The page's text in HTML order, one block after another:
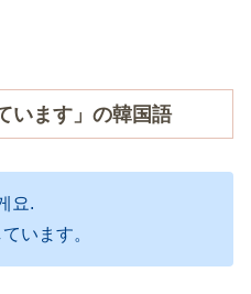
います」の韓国語
요.
います。